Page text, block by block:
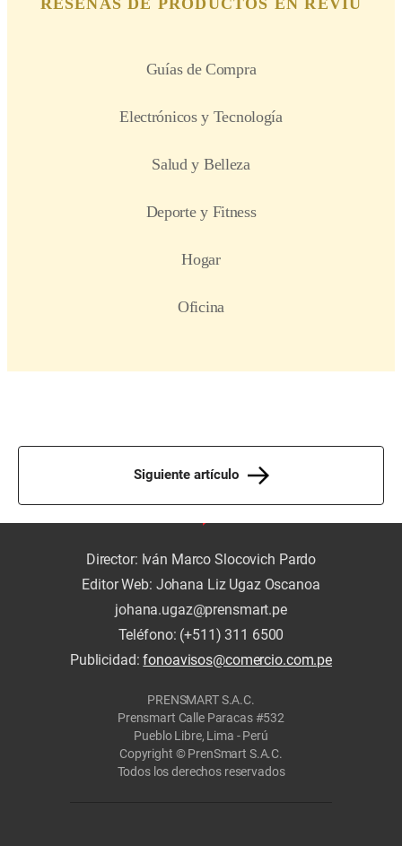
Siguiente artículo
Director: Iván Marco Slocovich Pardo
Editor Web: Johana Liz Ugaz Oscanoa
johana.ugaz@prensmart.pe
Teléfono: (+511) 311 6500
Publicidad:fonoavisos@comercio.com.pe
PRENSMART S.A.C.
Prensmart Calle Paracas #532
Pueblo Libre, Lima - Perú
Copyright © PrenSmart S.A.C.
Todos los derechos reservados